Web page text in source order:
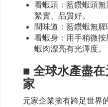
看蝦頭：藍鑽蝦頭無
緊實、品質好。
聞味道：藍鑽蝦無腥
看蝦身：用手稍微按
蝦肉漂亮有光澤度。
■ 全球水產盡
家
元家企業擁有跨足世界